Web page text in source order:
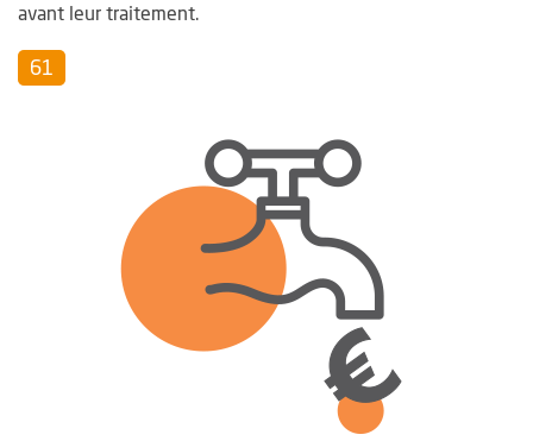
avant leur traitement.
61